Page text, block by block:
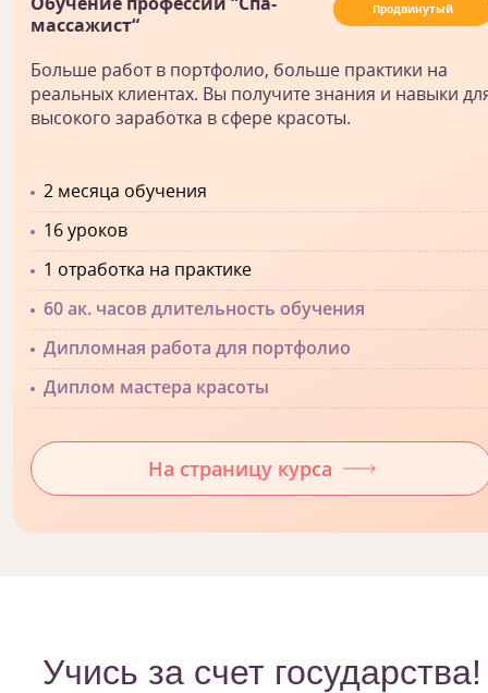
Продвинутый
массажист“
Больше работ в портфолио, больше практики на
реальных клиентах. Вы получите знания и навыки
высокого заработка в сфере красоты.
2 месяца обучения
16 уроков
1 отработка на практике
60 ак. часов длительность обучения
Дипломная работа для портфолио
Диплом мастера красоты
На страницу курса
Учись за счет государства!